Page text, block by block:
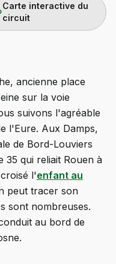
Carte interactive du
circuit
ancienne place
sur la voie
suivons l'agréable
l'Eure. Aux Damps,
de Bord-Louviers
35 qui reliait Rouen à
l'enfant au
peut tracer son
sont nombreuses.
au bord de